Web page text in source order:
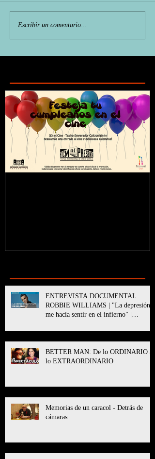
Escribir un comentario...
ENTREVISTA DOCUMENTAL
ROBBIE WILLIAMS | "La depresión
me hacía sentir en el infierno" |
BETTER MAN: De lo ORDINARIO a
lo EXTRAORDINARIO
Memorias de un caracol - Detrás de
cámaras